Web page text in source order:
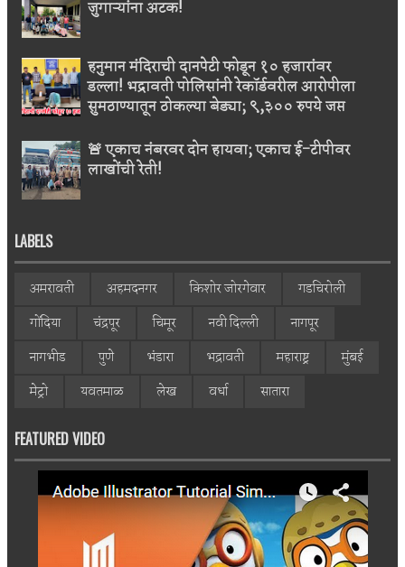
जुगाऱ्यांना अटक!
हनुमान मंदिराची दानपेटी फोडून १० हजारांवर
डल्ला! भद्रावती पोलिसांनी रेकॉर्डवरील आरोपीला
सुमठाण्यातून ठोकल्या बेड्या; ९,३०० रुपये जप्त
🚨 एकाच नंबरवर दोन हायवा; एकाच ई-टीपीवर
लाखोंची रेती!
LABELS
अमरावती अहमदनगर किशोर जोरगेवार
गडचिरोली
गोंदिया
चंद्रपूर चिमूर नवी दिल्ली
नागपूर
नागभीड
पुणे भंडारा भद्रावती महाराष्ट्र
मुंबई
मेट्रो
यवतमाळ लेख वर्धा सातारा
FEATURED VIDEO